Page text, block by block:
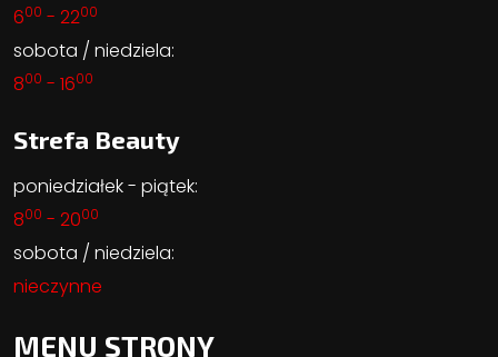
600 - 2200
sobota / niedziela:
800 - 1600
Strefa Beauty
poniedziałek - piątek:
800 - 2000
sobota / niedziela:
nieczynne
MENU STRONY